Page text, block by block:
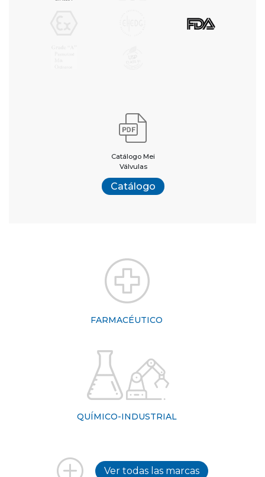
Catálogo Mei
Válvulas
Catálogo
FARMACÉUTICO
QUÍMICO-INDUSTRIAL
Ver todas las marcas